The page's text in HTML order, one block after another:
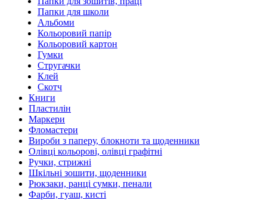
Папки для школи
Альбоми
Кольоровий папір
Кольоровий картон
Гумки
Стругачки
Клей
Скотч
Книги
Пластилін
Маркери
Фломастери
Вироби з паперу, блокноти та щоденники
Олівці кольорові, олівці графітні
Ручки, стрижні
Шкільні зошити, щоденники
Рюкзаки, ранці сумки, пенали
Фарби, гуаш, кисті